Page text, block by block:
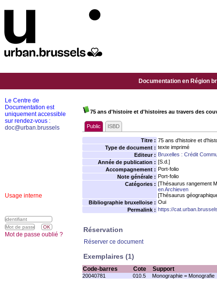
Documentation en Région
75 ans d'histoire et d'histoires au travers des
Public ISBD
Titre : 75 ans d'histoire et
Type de document : texte imprimé
Editeur : Bruxelles : Crédit
Année de publication : [S.d.]
Accompagnement : Port-folio
Note générale : Port-folio
Catégories : [Thésaurus rangement
en Archieven
[Thésaurus
Bibliographie bruxelloise : Oui
Permalink : https://
Réservation
Réserver ce document
Exemplaires (1)
Code-barres Cote Support
20040781 010.5 Monographie = Monografie
Le Centre de
Documentation est
uniquement accessible
sur rendez-vous :
doc@urban.brussels
Usage interne
Mot de passe oublié ?